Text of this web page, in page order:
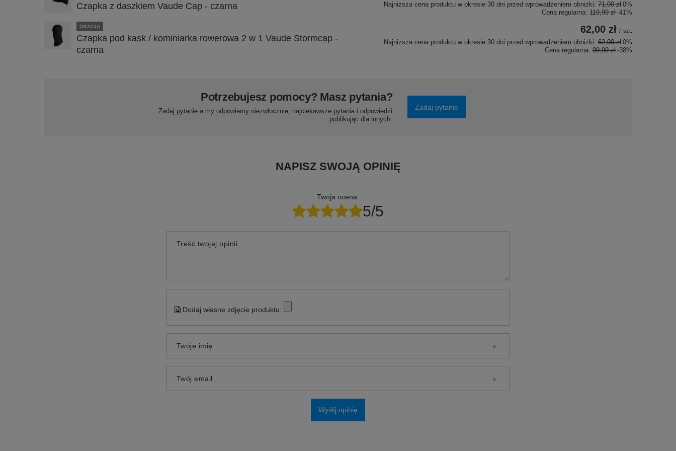
Czapka z daszkiem Vaude Cap - czarna Najniższa cena produktu w okresie 30 dni przed wprowadzeniem obniżki: 71,00 zł 0%
Cena regularna: 119,99 zł -41%
OKAZJA
Czapka pod kask / kominiarka rowerowa 2 w 1 Vaude Stormcap -
czarna
62,00 zł / szt.
Najniższa cena produktu w okresie 30 dni przed wprowadzeniem obniżki: 62,00 zł 0%
Cena regularna: 99,99 zł -38%
Potrzebujesz pomocy? Masz pytania?
Zadaj pytanie a my odpowiemy niezwłocznie, najciekawsze pytania i odpowiedzi
publikując dla innych.
Zadaj pytanie
NAPISZ SWOJĄ OPINIĘ
Twoja ocena:
5/5
Treść twojej opinii
Dodaj własne zdjęcie produktu:
Twoje imię
Twój email
Wyślij opinię